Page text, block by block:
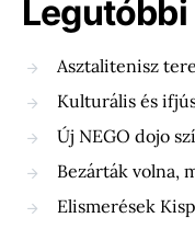
Asztalitenisz
Kulturális és
Új NEGO dojo
Bezárták volna,
Elismerések